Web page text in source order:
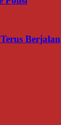
Berjalan